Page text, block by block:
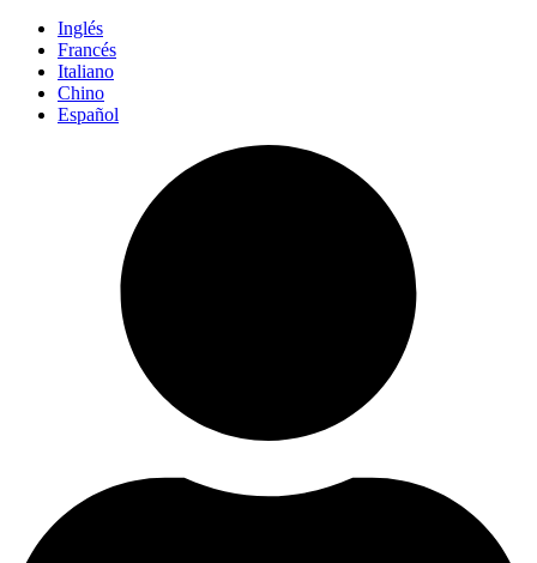
Inglés
Francés
Italiano
Chino
Español